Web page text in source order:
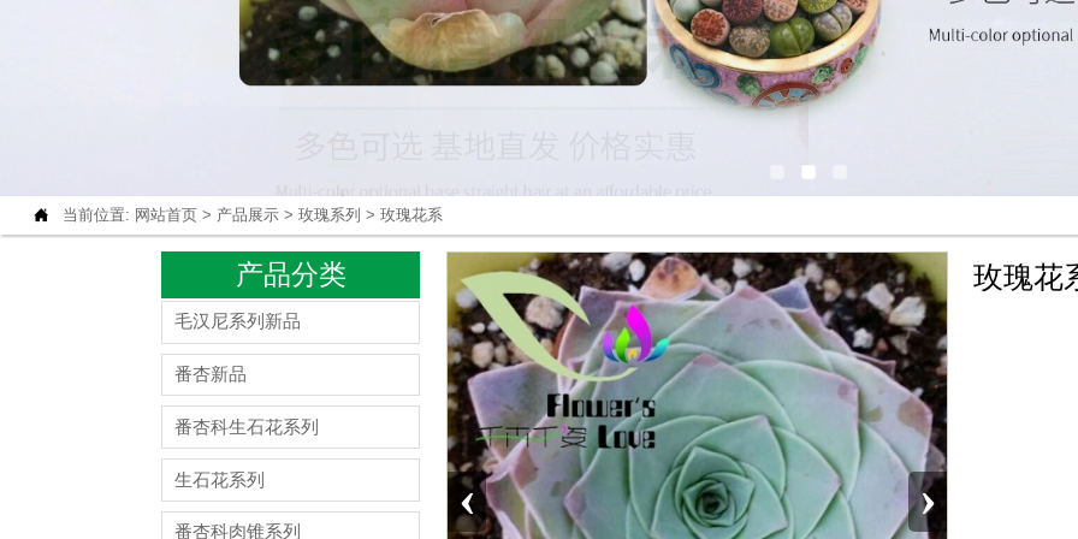
 当前位置: 网站首页> 产品展示> 玫瑰系列 > 玫瑰花系
产品分类
毛汉尼系列新品
番杏新品
番杏科生石花系列
生石花系列
番杏科肉锥系列
‹ ›
玫瑰花